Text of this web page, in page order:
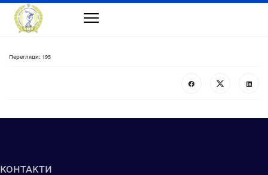
Перегляди: 195
КОНТАКТИ